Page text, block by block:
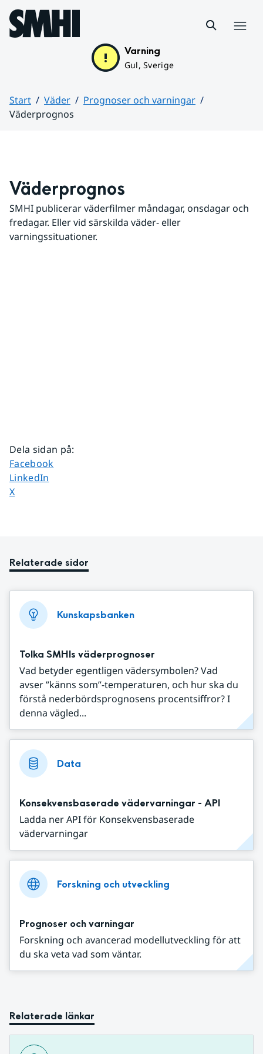
Hoppa till sidans innehåll
Varning
Gul, Sverige
Start Väder
Prognoser och varningar
Väderprognos
Väderprognos
SMHI publicerar väderfilmer måndagar, onsdagar och
fredagar. Eller vid särskilda väder- eller
varningssituationer.
Dela sidan på:
Dela sidan på
Facebook
Dela sidan på
LinkedIn
Dela sidan på
X
Relaterade sidor
Kunskapsbanken
Tolka SMHIs väderprognoser
Vad betyder egentligen vädersymbolen? Vad
avser ”känns som”-temperaturen, och hur ska du
förstå nederbördsprognosens procentsiffror? I
denna vägled...
Data
Konsekvensbaserade vädervarningar - API
Ladda ner API för Konsekvensbaserade
vädervarningar
Forskning och utveckling
Prognoser och varningar
Forskning och avancerad modellutveckling för att
du ska veta vad som väntar.
Relaterade länkar